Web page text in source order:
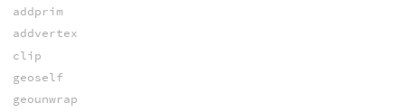
addprim
addvertex
clip
geoself
geounwrap